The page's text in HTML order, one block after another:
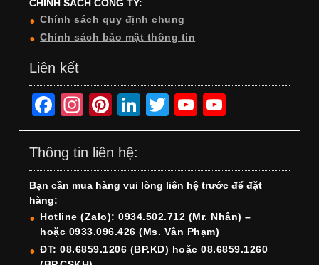
CHÍNH SÁCH CÔNG TY:
Chính sách quy định chung
Chính sách bảo mật thông tin
Liên kết
F
a
c
e
b
o
o
In
st
a
gr
a
m
Pi
nt
er
e
st
Li
n
e
dI
n
T
wi
er
Y
o
T
u
b
e
o
T
u
b
e
Thông tin liên hệ:
Bạn cần mua hàng vui lòng liên hệ trước để đặt
hàng:
Hotline (Zalo): 0934.502.712 (Mr. Nhân) –
hoặc 0933.096.426 (Ms. Vân Phạm)
ĐT: 08.6859.1206 (BP.KD) hoặc 08.6859.1260